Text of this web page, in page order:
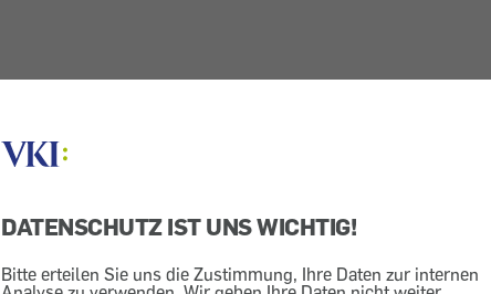
DATENSCHUTZ IST UNS WICHTIG!
Bitte erteilen Sie uns die Zustimmung, Ihre Daten zur internen